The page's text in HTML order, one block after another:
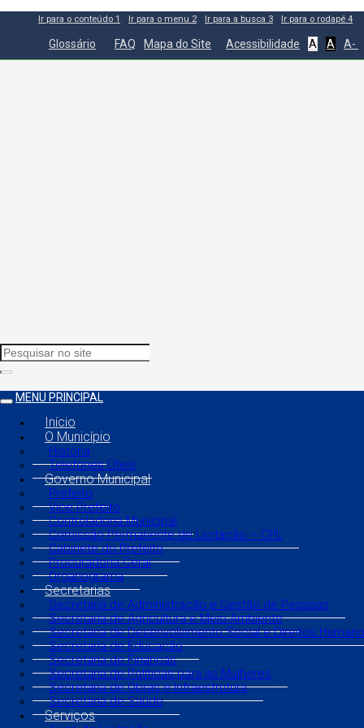
Ir para o conteúdo 1 Ir para o menu 2 Ir para a busca 3 Ir para o rodapé 4
Glossário FAQ Mapa do Site Acessibilidade A A A-
MENU PRINCIPAL
Início
O Município
História
Telefones Úteis
Governo Municipal
Prefeito
Vice Prefeito
Controladoria Municipal
Comissão Permanente de Licitação – CPL
Gabinete do Prefeito
Procuradoria Geral
Organograma
Secretarias
Secretaria de Administração e Gestão de Pessoas
Secretaria de Agricultura e Meio Ambiente
Secretaria de Desenvolvimento Social e Direitos
Secretaria de Educação
Secretaria de Finanças
Secretaria de Políticas para as Mulheres
Secretaria de Obras e Infraestrutura
Secretaria de Saúde
Serviços